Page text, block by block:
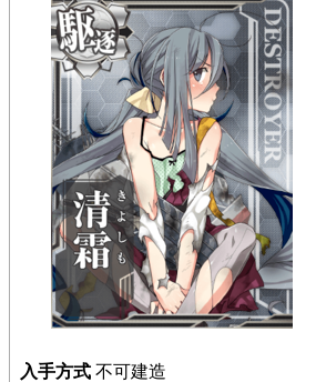
入手方式 不可建造